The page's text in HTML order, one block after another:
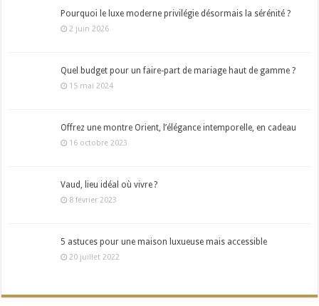
Pourquoi le luxe moderne privilégie désormais la sérénité ?
2 juin 2026
Quel budget pour un faire-part de mariage haut de gamme ?
15 mai 2024
Offrez une montre Orient, l’élégance intemporelle, en cadeau
16 octobre 2023
Vaud, lieu idéal où vivre ?
8 février 2023
5 astuces pour une maison luxueuse mais accessible
20 juillet 2022